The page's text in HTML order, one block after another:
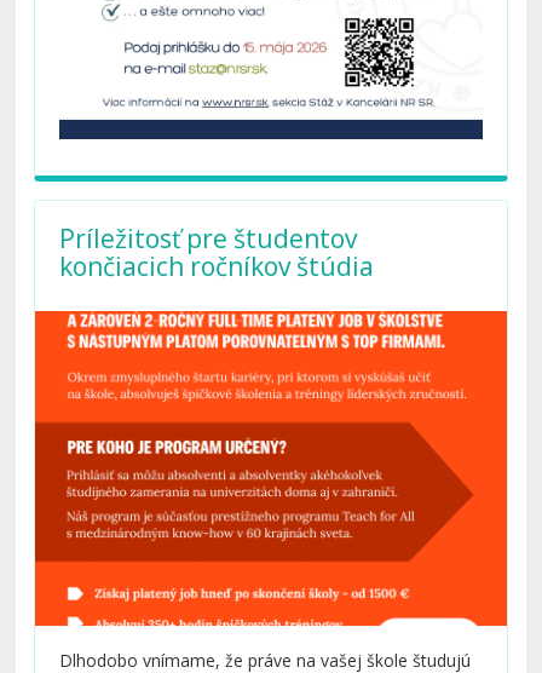
Príležitosť pre študentov
končiacich ročníkov štúdia
Dlhodobo vnímame, že práve na vašej škole študujú